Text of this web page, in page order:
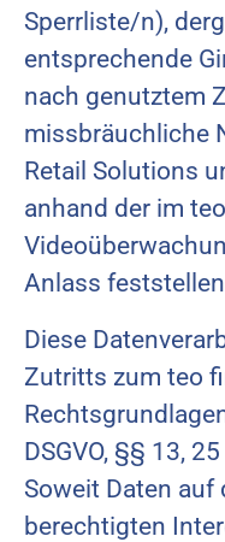
Sperrliste/n),
entsprechende
nach genutztem
missbräuchliche
Retail Solutions
anhand der im
Anlass
Diese
Zutritts zum teo
DSGVO, §§ 13,
Soweit Daten auf
berechtigten